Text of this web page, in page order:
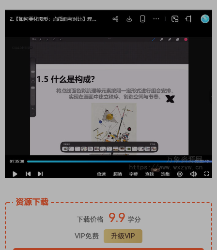
资源下载
下载价格 9.9 学分
VIP免费 升级VIP